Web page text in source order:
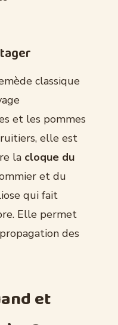
classique
et les pommes
elle est
la cloque du
et du
qui fait
Elle permet
des
et